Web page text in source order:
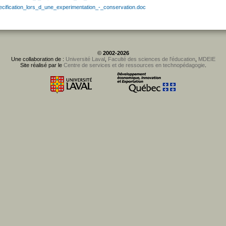
_conservation.doc
© 2002-2026
Une collaboration de : Université Laval, Faculté des sciences de l'éducation, MDEIE
Site réalisé par le Centre de services et de ressources en technopédagogie.